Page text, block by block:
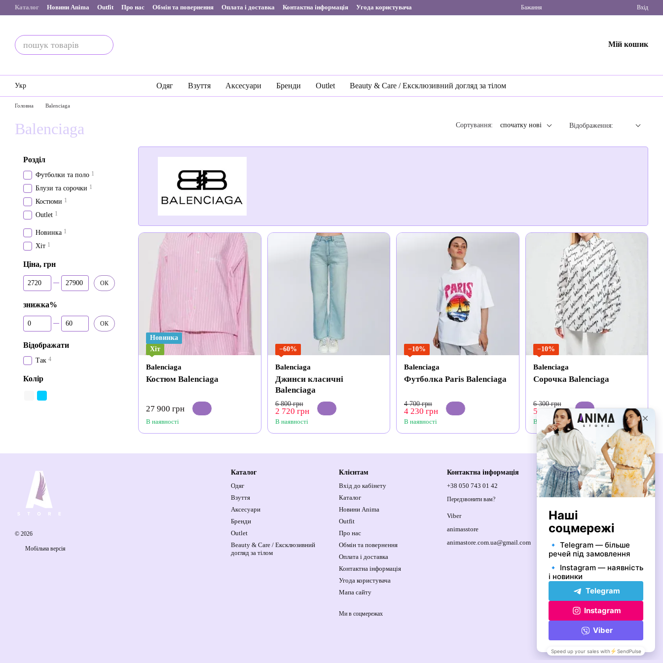
Перейти до основного контенту
Каталог Новини Anima Outfit Про нас Обмін та повернення Оплата і доставка Контактна інформація Угода користувача Бажання Вхід
Мій кошик
Укр Одяг Взуття Аксесуари Бренди Outlet Beauty & Care / Ексклюзивний догляд за тілом
Головна Balenciaga
Balenciaga Сортування: спочатку нові Відображення:
Новинка
Хіт
Balenciaga
Костюм Balenciaga
27 900 грн
В наявності
−60%
Balenciaga
Джинси класичні
Balenciaga
6 800 грн
2 720 грн
В наявності
−10%
Balenciaga
Футболка Paris Balenciaga
4 700 грн
4 230 грн
В наявності
−10%
Balenciaga
Сорочка Balenciaga
6 300 грн
5 670 грн
В наявності
Розділ
Футболки та поло 1
Блузи та сорочки 1
Костюми 1
Outlet 1
Новинка 1
Хіт 1
Ціна, грн
Від Ціна, грн
До Ціна, грн
ОК
знижка%
Від знижка%
До знижка%
ОК
Відображати
Так 4
Колір
© 2026
Мобільна версія
Каталог
Одяг
Взуття
Аксесуари
Бренди
Outlet
Beauty & Care / Ексклюзивний
догляд за тілом
Клієнтам
Вхід до кабінету
Каталог
Новини Anima
Outfit
Про нас
Обмін та повернення
Оплата і доставка
Контактна інформація
Угода користувача
Мапа сайту
Ми в соцмережах
Контактна інформація
+38 050 743 01 42
Передзвонити вам?
Viber
animasstore
animastore.com.ua@gmail.com
Спортивна площа, 1, м.Київ, 01021,
Україна